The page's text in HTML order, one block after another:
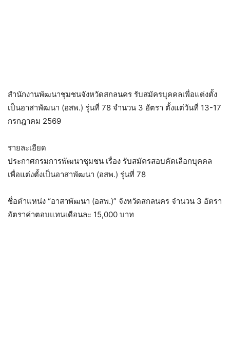
สำนักงานพัฒนาชุมชนจังหวัดสกลนคร รับสมัครบุคคลเพื่อแต่งตั้ง
เป็นอาสาพัฒนา (อสพ.) รุ่นที่ 78 จำนวน 3 อัตรา ตั้งแต่วันที่ 13-17
กรกฎาคม 2569
รายละเอียด
ประกาศกรมการพัฒนาชุมชน เรื่อง รับสมัครสอบคัดเลือกบุคคล
เพื่อแต่งตั้งเป็นอาสาพัฒนา (อสพ.) รุ่นที่ 78
ชื่อตำแหน่ง “อาสาพัฒนา (อสพ.)” จังหวัดสกลนคร จำนวน 3 อัตรา
อัตราค่าตอบแทนเดือนละ 15,000 บาท